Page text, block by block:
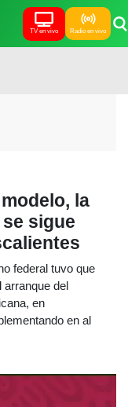
TV en vivo Radio en vivo
la
sigue
federal tuvo que
arranque del
en
en al